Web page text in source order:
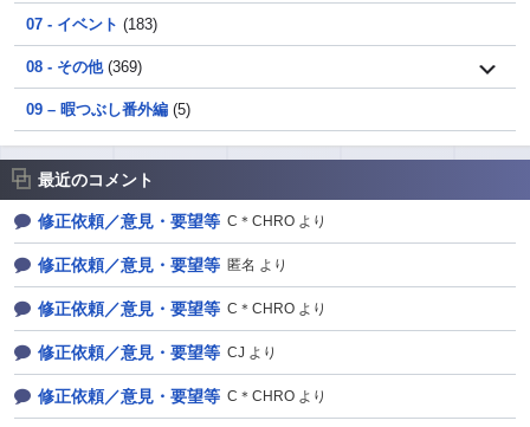
07 - イベント (183)
08 - その他(369)
09 – 暇つぶし番外編 (5)
最近のコメント
修正依頼／意見・要望等 C＊CHRO より
修正依頼／意見・要望等 匿名 より
修正依頼／意見・要望等 C＊CHRO より
修正依頼／意見・要望等 CJ より
修正依頼／意見・要望等 C＊CHRO より